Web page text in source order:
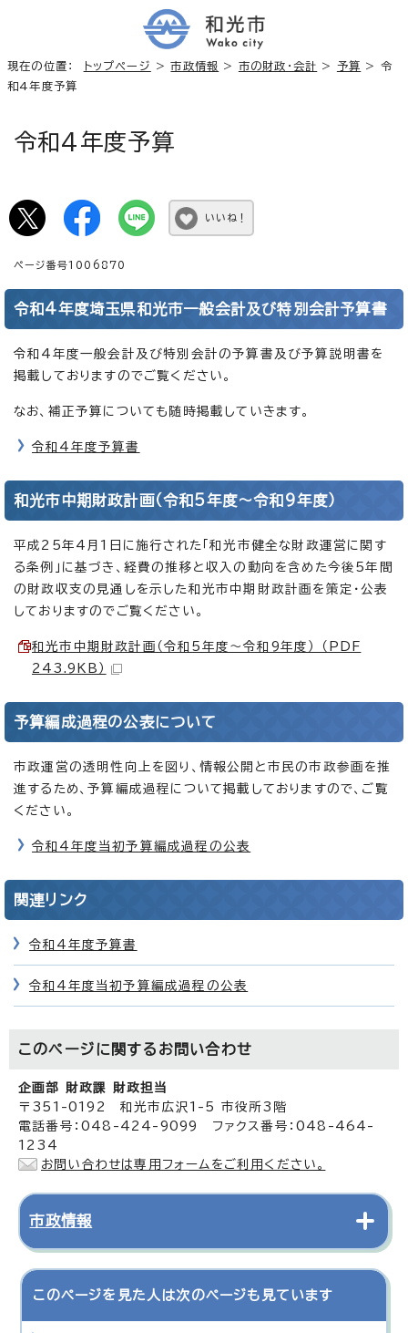
現在の位置： トップページ >市政情報 > 市の財政・会計 > 予算 > 令
和4年度予算
令和4年度予算
いいね！
ページ番号1006870
令和4年度埼玉県和光市一般会計及び特別会計予算書
令和4年度一般会計及び特別会計の予算書及び予算説明書を
掲載しておりますのでご覧ください。
なお、補正予算についても随時掲載していきます。
令和4年度予算書
和光市中期財政計画（令和5年度～令和9年度）
平成25年4月1日に施行された「和光市健全な財政運営に関す
る条例」に基づき、経費の推移と収入の動向を含めた今後5年間
の財政収支の見通しを示した和光市中期財政計画を策定・公表
しておりますのでご覧ください。
和光市中期財政計画（令和5年度～令和9年度） （PDF
243.9KB）
予算編成過程の公表について
市政運営の透明性向上を図り、情報公開と市民の市政参画を推
進するため、予算編成過程について掲載しておりますので、ご覧
ください。
令和4年度当初予算編成過程の公表
関連リンク
令和4年度予算書
令和4年度当初予算編成過程の公表
このページに関する お問い合わせ
企画部 財政課 財政担当
〒351-0192 和光市広沢1-5 市役所3階
電話番号：048-424-9099 ファクス番号：048-464-
1234
お問い合わせは専用フォームをご利用ください。
市政情報
このページを見た人は次のページも見ています